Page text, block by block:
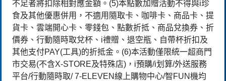
不足者將扣除相對應金額。(5)本點數加贈活動不得與i珍
食及其他優惠併用，不適用隨取卡、咖啡卡、商品卡、提
貨卡、雲端開心卡、零錢包、點數折抵、商品兌換券、折
價券、行動隨時取兌杯、i禮贈、退空瓶、自帶杯折扣及
其他支付PAY(工具)的折抵金。(6)本活動僅限統一超商門
市交易(不含X-STORE及特殊店)，i預購/i划算/外送服務
平台/行動隨時取/ 7-ELEVEN線上購物中心/智FUN機均